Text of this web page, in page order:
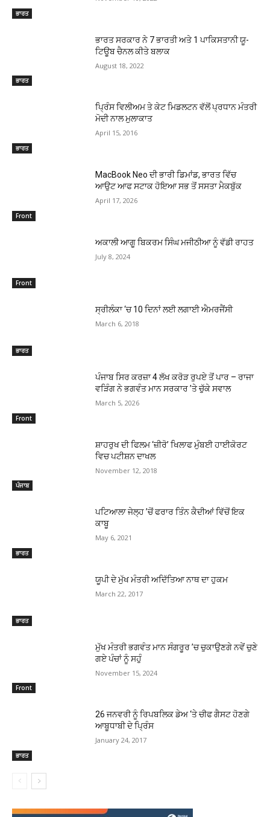
ਭਾਰਤ
ਭਾਰਤ
ਭਾਰਤ ਸਰਕਾਰ ਨੇ 7 ਭਾਰਤੀ ਅਤੇ 1 ਪਾਕਿਸਤਾਨੀ ਯੂ-
ਟਿਊਬ ਚੈਨਲ ਕੀਤੇ ਬਲਾਕ
August 18, 2022
ਭਾਰਤ
ਪ੍ਰਿੰਸ ਵਿਲੀਅਮ ਤੇ ਕੇਟ ਮਿਡਲਟਨ ਵੱਲੋਂ ਪ੍ਰਧਾਨ ਮੰਤਰੀ
ਮੋਦੀ ਨਾਲ ਮੁਲਾਕਾਤ
April 15, 2016
Front
MacBook Neo ਦੀ ਭਾਰੀ ਡਿਮਾਂਡ, ਭਾਰਤ ਵਿੱਚ
ਆਉਟ ਆਫ ਸਟਾਕ ਹੋਇਆ ਸਭ ਤੋਂ ਸਸਤਾ ਮੈਕਬੁੱਕ
April 17, 2026
Front
ਅਕਾਲੀ ਆਗੂ ਬਿਕਰਮ ਸਿੰਘ ਮਜੀਠੀਆ ਨੂੰ ਵੱਡੀ ਰਾਹਤ
July 8, 2024
ਭਾਰਤ
ਸ੍ਰੀਲੰਕਾ ‘ਚ 10 ਦਿਨਾਂ ਲਈ ਲਗਾਈ ਐਮਰਜੈਂਸੀ
March 6, 2018
Front
ਪੰਜਾਬ ਸਿਰ ਕਰਜ਼ਾ 4 ਲੱਖ ਕਰੋੜ ਰੁਪਏ ਤੋਂ ਪਾਰ – ਰਾਜਾ
ਵੜਿੰਗ ਨੇ ਭਗਵੰਤ ਮਾਨ ਸਰਕਾਰ ’ਤੇ ਚੁੱਕੇ ਸਵਾਲ
March 5, 2026
ਪੰਜਾਬ
ਸ਼ਾਹਰੁਖ ਦੀ ਫਿਲਮ ‘ਜ਼ੀਰੋ’ ਖਿਲਾਫ ਮੁੰਬਈ ਹਾਈਕੋਰਟ
ਵਿਚ ਪਟੀਸ਼ਨ ਦਾਖਲ
November 12, 2018
ਭਾਰਤ
ਪਟਿਆਲਾ ਜੇਲ੍ਹ ’ਚੋਂ ਫਰਾਰ ਤਿੰਨ ਕੈਦੀਆਂ ਵਿੱਚੋਂ ਇਕ
ਕਾਬੂ
May 6, 2021
ਭਾਰਤ
ਯੂਪੀ ਦੇ ਮੁੱਖ ਮੰਤਰੀ ਅਦਿੱਤਿਆ ਨਾਥ ਦਾ ਹੁਕਮ
March 22, 2017
Front
ਮੁੱਖ ਮੰਤਰੀ ਭਗਵੰਤ ਮਾਨ ਸੰਗਰੂਰ ’ਚ ਚੁਕਾਉਣਗੇ ਨਵੇਂ ਚੁਣੇ
ਗਏ ਪੰਚਾਂ ਨੂੰ ਸਹੁੰ
November 15, 2024
ਭਾਰਤ
26 ਜਨਵਰੀ ਨੂੰ ਰਿਪਬਲਿਕ ਡੇਅ ‘ਤੇ ਚੀਫ ਗੈਸਟ ਹੋਣਗੇ
ਆਬੂਧਾਬੀ ਦੇ ਪ੍ਰਿੰਸ
January 24, 2017